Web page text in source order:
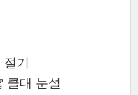
기
클대 눈설